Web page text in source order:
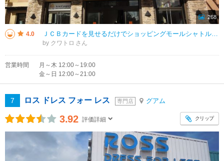
268
4.0 ＪＣＢカードを見せるだけでショッピングモールシャトルに無料で乗車できるキャンペーンを行っていました。JP スーパーストアはＪＣＢと提携しているのかもしれません。２０２５年の４月２５日までの期間限定のようです。料金を支払って
by クワトロ
営業時間
月～木 12:00～19:00
金～日 12:00～21:00
7 ロス ドレス フォー レス 専門店 グアム
3.92 評価詳細 クリップ